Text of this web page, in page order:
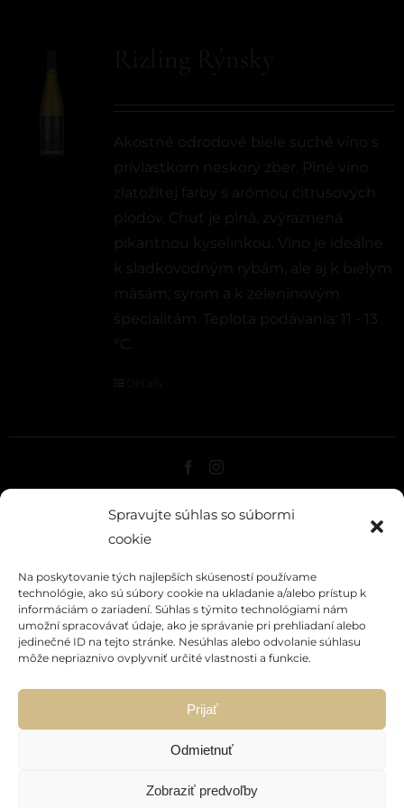
Spravujte súhlas so súbormi
cookie
Na poskytovanie tých najlepších skúseností používame
technológie, ako sú súbory cookie na ukladanie a/alebo prístup k
informáciám o zariadení. Súhlas s týmito technológiami nám
umožní spracovávať údaje, ako je správanie pri prehliadaní alebo
jedinečné ID na tejto stránke. Nesúhlas alebo odvolanie súhlasu
môže nepriaznivo ovplyvniť určité vlastnosti a funkcie.
Prijať
Odmietnuť
Zobraziť predvoľby
Akostné odrodové biele suché víno s
prívlastkom neskorý zber. Plné víno
zlatožltej farby s arómou citrusových
plodov. Chuť je plná, zvýraznená
pikantnou kyselinkou. Víno je ideálne
k sladkovodným rybám, ale aj k bielym
mäsám, syrom a k zeleninovým
špecialitám. Teplota podávania: 11 - 13
°C.
O NÁS
KONTAKT
VIRTUÁLNY SHOWROOM
PODMIENKY
SPRACOVANIE OSOBNÝCH ÚDAJOV
POLITIKA SÚBOROV COOKIES
Táto stránka je chránená systémom reCAPTCHA a uplatňujú
Pravidlá ochrany osobných údajov